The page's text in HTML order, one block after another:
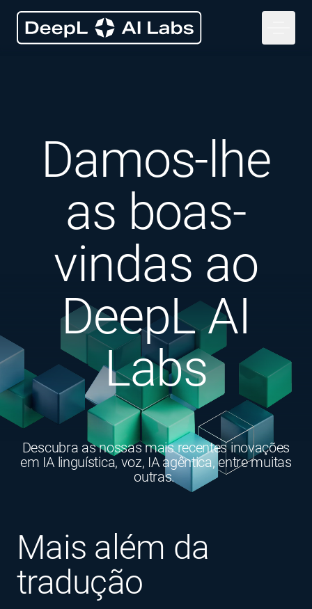
Damos-lhe
as boas-
vindas ao
DeepL AI
Labs
Descubra as nossas mais recentes inovações
em IA linguística, voz, IA agêntica, entre muitas
outras.
Mais além da
tradução